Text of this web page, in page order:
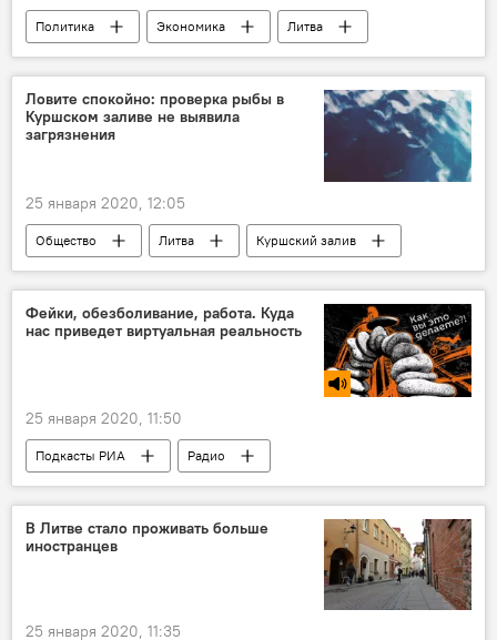
Политика Экономика
Литва
Андрюс Кубилюс
экономика
Ловите спокойно: проверка рыбы в
Куршском заливе не выявила
загрязнения
25 января 2020, 12:05
Общество Литва
Куршский залив
рыба
Фейки, обезболивание, работа. Куда
нас приведет виртуальная реальность
25 января 2020, 11:50
Подкасты РИА Радио
В Литве стало проживать больше
иностранцев
25 января 2020, 11:35